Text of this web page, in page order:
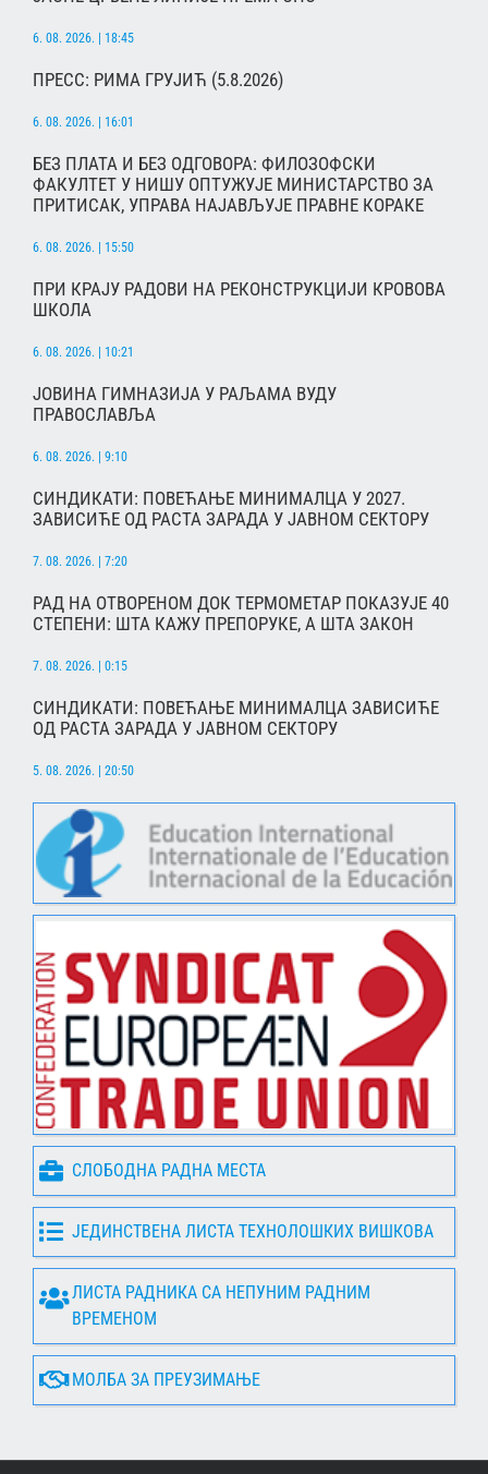
6. 08. 2026. | 18:45
ПРЕСС: РИМА ГРУЈИЋ (5.8.2026)
6. 08. 2026. | 16:01
БЕЗ ПЛАТА И БЕЗ ОДГОВОРА: ФИЛОЗОФСКИ
ФАКУЛТЕТ У НИШУ ОПТУЖУЈЕ МИНИСТАРСТВО ЗА
ПРИТИСАК, УПРАВА НАЈАВЉУЈЕ ПРАВНЕ КОРАКЕ
6. 08. 2026. | 15:50
ПРИ КРАЈУ РАДОВИ НА РЕКОНСТРУКЦИЈИ КРОВОВА
ШКОЛА
6. 08. 2026. | 10:21
ЈОВИНА ГИМНАЗИЈА У РАЉАМА ВУДУ
ПРАВОСЛАВЉА
6. 08. 2026. | 9:10
СИНДИКАТИ: ПОВЕЋАЊЕ МИНИМАЛЦА У 2027.
ЗАВИСИЋЕ ОД РАСТА ЗАРАДА У ЈАВНОМ СЕКТОРУ
7. 08. 2026. | 7:20
РАД НА ОТВОРЕНОМ ДОК ТЕРМОМЕТАР ПОКАЗУЈЕ 40
СТЕПЕНИ: ШТА КАЖУ ПРЕПОРУКЕ, А ШТА ЗАКОН
7. 08. 2026. | 0:15
СИНДИКАТИ: ПОВЕЋАЊЕ МИНИМАЛЦА ЗАВИСИЋЕ
ОД РАСТА ЗАРАДА У ЈАВНОМ СЕКТОРУ
5. 08. 2026. | 20:50
СЛОБОДНА РАДНА МЕСТА
ЈЕДИНСТВЕНА ЛИСТА ТЕХНОЛОШКИХ ВИШКОВА
ЛИСТА РАДНИКА СА НЕПУНИМ РАДНИМ
ВРЕМЕНОМ
МОЛБА ЗА ПРЕУЗИМАЊЕ